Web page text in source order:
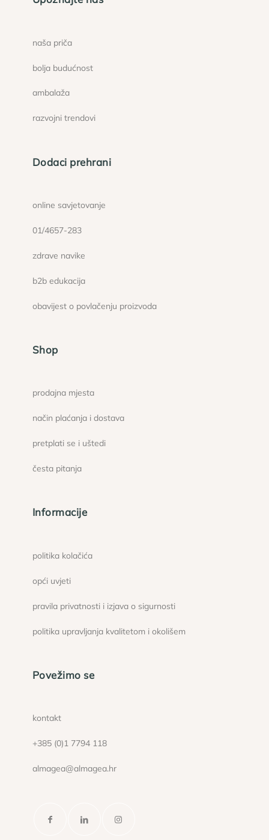
naša priča
bolja budućnost
ambalaža
razvojni trendovi
Dodaci prehrani
online savjetovanje
01/4657-283
zdrave navike
b2b edukacija
obavijest o povlačenju proizvoda
Shop
prodajna mjesta
način plaćanja i dostava
pretplati se i uštedi
česta pitanja
Informacije
politika kolačića
opći uvjeti
pravila privatnosti i izjava o sigurnosti
politika upravljanja kvalitetom i okolišem
Povežimo se
kontakt
+385 (0)1 7794 118
almagea@almagea.hr